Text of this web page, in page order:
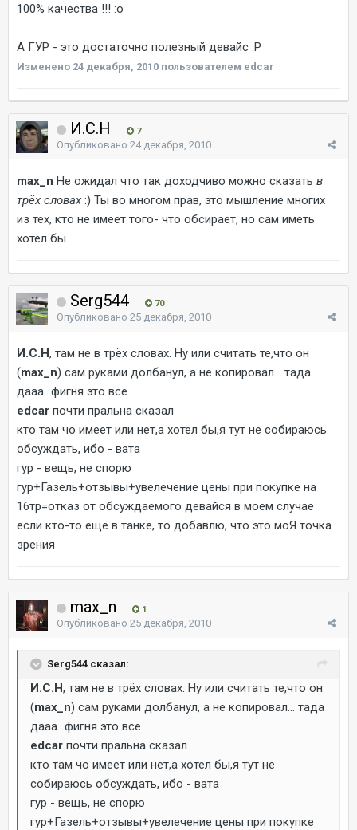
100% качества !!! :o
А ГУР - это достаточно полезный девайс :P
Изменено 24 декабря, 2010 пользователем edcar
И.С.Н 7
Опубликовано 24 декабря, 2010
max_n Не ожидал что так доходчиво можно сказать в
трёх словах :) Ты во многом прав, это мышление многих
из тех, кто не имеет того- что обсирает, но сам иметь
хотел бы.
Serg544 70
Опубликовано 25 декабря, 2010
И.С.Н, там не в трёх словах. Ну или считать те,что он
(max_n) сам руками долбанул, а не копировал... тада
дааа...фигня это всё
edcar почти пральна сказал
кто там чо имеет или нет,а хотел бы,я тут не собираюсь
обсуждать, ибо - вата
гур - вещь, не спорю
гур+Газель+отзывы+увелечение цены при покупке на
16тр=отказ от обсуждаемого девайся в моём случае
если кто-то ещё в танке, то добавлю, что это моЯ точка
зрения
max_n 1
Опубликовано 25 декабря, 2010
Serg544 сказал:
И.С.Н, там не в трёх словах. Ну или считать те,что он
(max_n) сам руками долбанул, а не копировал... тада
дааа...фигня это всё
edcar почти пральна сказал
кто там чо имеет или нет,а хотел бы,я тут не
собираюсь обсуждать, ибо - вата
гур - вещь, не спорю
гур+Газель+отзывы+увелечение цены при покупке